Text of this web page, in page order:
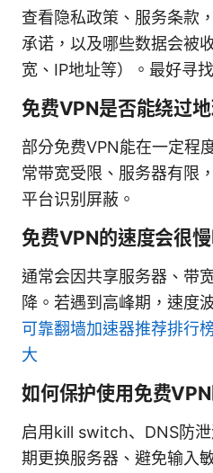
查看隐私政策、服务条款
承诺，以及哪些数据会被
宽、IP地址等）。最好寻
免费VPN是否能绕过地
部分免费VPN能在一定程
常带宽受限、服务器有限
平台识别屏蔽。
免费VPN的速度会很慢
通常会因共享服务器、带
降。若遇到高峰期，速度
可靠翻墙加速器推荐排行
大
如何保护使用免费
启用kill switch、DNS防
期更换服务器、避免输入